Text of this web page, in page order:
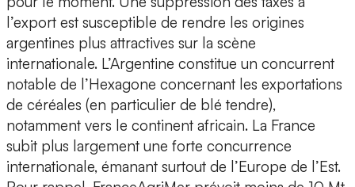
l’export est susceptible de rendre les origines
argentines plus attractives sur la scène
internationale. L’Argentine constitue un concurrent
notable de l’Hexagone concernant les exportations
de céréales (en particulier de blé tendre),
notamment vers le continent africain. La France
subit plus largement une forte concurrence
internationale, émanant surtout de l’Europe de l’Est.